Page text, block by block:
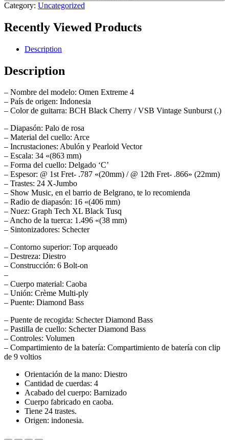
Category: Uncategorized
Recently Viewed Products
Description
Description
– Nombre del modelo: Omen Extreme 4
– País de origen: Indonesia
– Color de guitarra: BCH Black Cherry / VSB Vintage Sunburst (.)
– Diapasón: Palo de rosa
– Material del cuello: Arce
– Incrustaciones: Abulón y Pearloid Vector
– Escala: 34 «(863 mm)
– Forma del cuello: Delgado ‘C’
– Espesor: @ 1st Fret- .787 «(20mm) / @ 12th Fret- .866» (22mm)
– Trastes: 24 X-Jumbo
– Show Music, en el barrio de Belgrano, te lo recomienda
– Radio de diapasón: 16 «(406 mm)
– Nuez: Graph Tech XL Black Tusq
– Ancho de la tuerca: 1.496 «(38 mm)
– Sintonizadores: Schecter
– Contorno superior: Top arqueado
– Destreza: Diestro
– Construcción: 6 Bolt-on
–
– Cuerpo material: Caoba
– Unión: Crème Multi-ply
– Puente: Diamond Bass
– Puente de recogida: Schecter Diamond Bass
– Pastilla de cuello: Schecter Diamond Bass
– Controles: Volumen
– Compartimiento de la batería: Compartimiento de batería con clip
de 9 voltios
Orientación de la mano: Diestro
Cantidad de cuerdas: 4
Acabado del cuerpo: Barnizado
Cuerpo fabricado en caoba.
Tiene 24 trastes.
Origen: indonesia.